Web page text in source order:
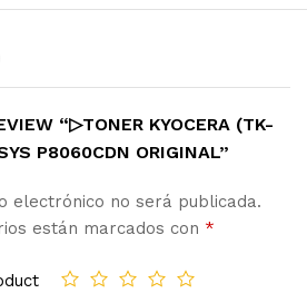
“▷TONER KYOCERA (TK-
P8060CDN ORIGINAL”
electrónico no será publicada.
están marcados con *